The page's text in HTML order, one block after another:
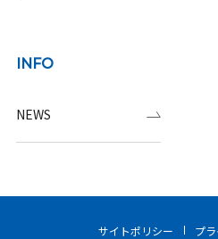
INFO
NEWS
サイトポリシー
プ